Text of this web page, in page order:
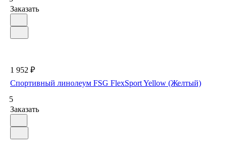
Заказать
1 952 ₽
Спортивный линолеум FSG FlexSport Yellow (Желтый)
5
Заказать